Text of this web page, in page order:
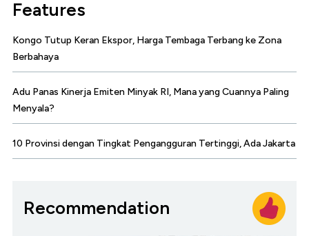
Features
Kongo Tutup Keran Ekspor, Harga Tembaga Terbang ke Zona
Berbahaya
Adu Panas Kinerja Emiten Minyak RI, Mana yang Cuannya Paling
Menyala?
10 Provinsi dengan Tingkat Pengangguran Tertinggi, Ada Jakarta
Recommendation